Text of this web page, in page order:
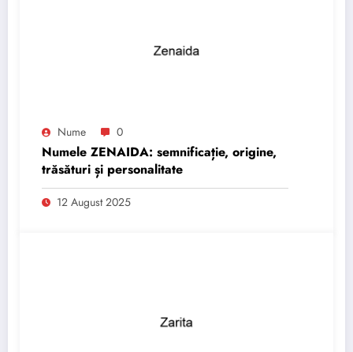
Nume 0
Numele ZENAIDA: semnificație, origine,
trăsături și personalitate
12 August 2025